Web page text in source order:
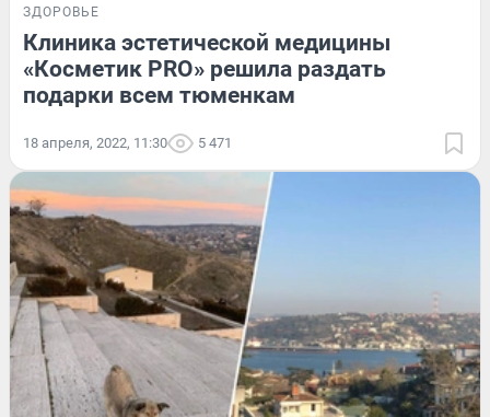
ЗДОРОВЬЕ
Клиника эстетической медицины
«Косметик PRO» решила раздать
подарки всем тюменкам
18 апреля, 2022, 11:30 5 471